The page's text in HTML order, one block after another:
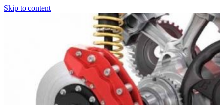
Skip to content